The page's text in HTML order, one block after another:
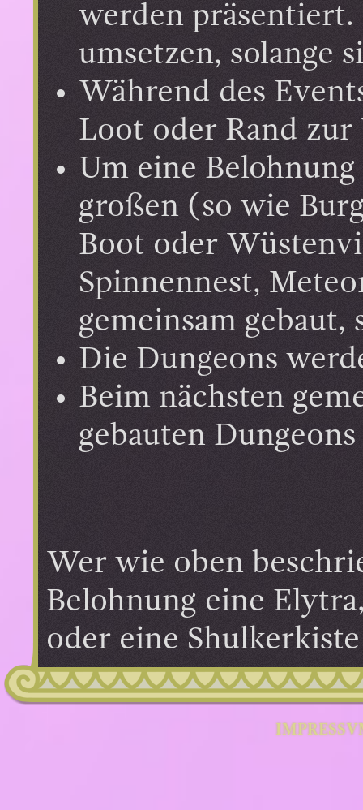
werden präsentiert.
umsetzen, solange
Während des
Loot oder Rand
Um eine
großen (so wie
Boot oder
Spinnennest,
gemeinsam
Die Dungeons
Beim nächsten
gebauten
Wer wie oben
Belohnung eine
oder eine